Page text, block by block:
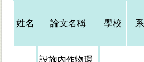
姓名 論文名稱 學校
設施內作物環